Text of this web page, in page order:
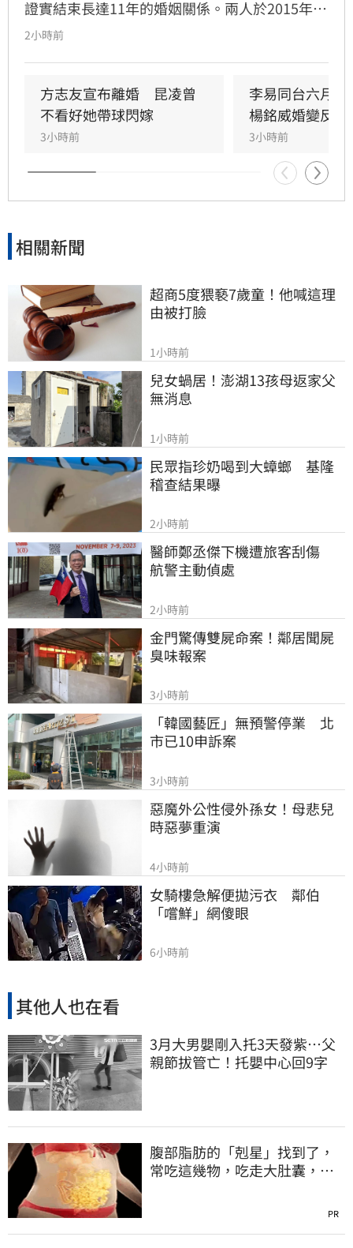
證實結束長達11年的婚姻關係。兩人於2015年奉
子成婚，育有一子一女。回顧這段婚姻，方志友
聞引發軒然大波，儘管當時經紀人出面澄清，仍
讓夫妻關係備受考驗。如今兩人決定和平分手，
聲明強調雖無法再做情人，但永遠是家人，未來
將共同肩負育兒責任。雙方對離婚細節保持低
調，請求外界給予空間，並承諾在各自領域穩定
前行，珍惜過往十二年的陪伴與包容。
2小時前
方志友宣布離婚　昆凌曾
不看好她帶球閃嫁
3小時前
李易同台六月
楊銘威婚變反應
3小時前
相關新聞
超商5度猥褻7歲童！他喊這理
由被打臉
1小時前
兒女蝸居！澎湖13孩母返家父
無消息
1小時前
民眾指珍奶喝到大蟑螂　基隆
稽查結果曝
2小時前
醫師鄭丞傑下機遭旅客刮傷
航警主動偵處
2小時前
金門驚傳雙屍命案！鄰居聞屍
臭味報案
3小時前
「韓國藝匠」無預警停業　北
市已10申訴案
3小時前
惡魔外公性侵外孫女！母悲兒
時惡夢重演
4小時前
女騎樓急解便拋污衣　鄰伯
「嚐鮮」網傻眼
6小時前
其他人也在看
3月大男嬰剛入托3天發紫…父
親節拔管亡！托嬰中心回9字
腹部脂肪的「剋星」找到了，
常吃這幾物，吃走大肚囊，瘦
PR